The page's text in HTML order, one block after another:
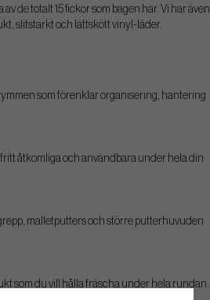
de totalt 15 fickor som bagen har. Vi har även
slitstarkt och lättskött vinyl-läder.
som förenklar organisering, hantering
åtkomliga och användbara under hela din
malletputters och större putterhuvuden
som du vill hålla fräscha under hela rundan.